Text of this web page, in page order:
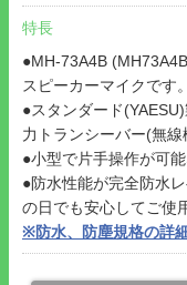
特長
●MH-73A4B
スピーカーマイクです。
●スタンダード
力トランシーバー(無線
●小型で片手操作が可
●防水性能が完全防水
の日でも安心してご使
※防水、防塵規格の詳